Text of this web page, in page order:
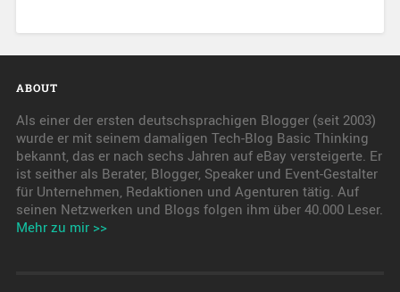
ABOUT
Als einer der ersten deutschsprachigen Blogger (seit 2003)
wurde er mit seinem damaligen Tech-Blog Basic Thinking
bekannt, das er nach sechs Jahren auf eBay versteigerte. Er
ist seither als Berater, Blogger, Speaker und Event-Gestalter
für Unternehmen, Redaktionen und Agenturen tätig. Auf
seinen Netzwerken und Blogs folgen ihm über 40.000 Leser.
Mehr zu mir >>